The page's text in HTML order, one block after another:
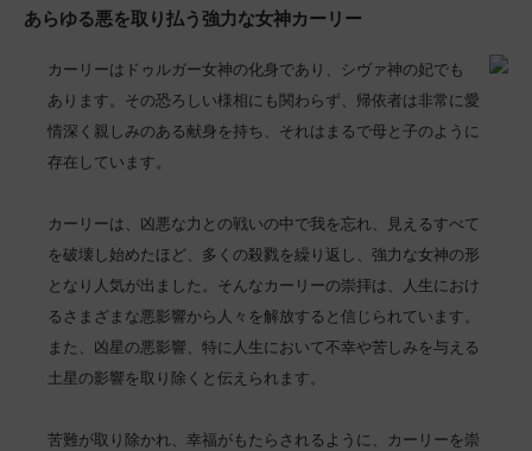
あらゆる悪を取り払う強力な女神カーリー
カーリーはドゥルガー女神の化身であり、シヴァ神の妃でも
あります。その恐ろしい様相にも関わらず、帰依者は非常に愛
情深く親しみのある献身を持ち、それはまるで母と子のように
存在しています。
カーリーは、凶悪な力との戦いの中で我を忘れ、見えるすべて
を破壊し始めたほど、多くの殺戮を繰り返し、強力な女神の形
となり人気が出ました。そんなカーリーの崇拝は、人生におけ
るさまざまな悪影響から人々を解放すると信じられています。
また、凶星の悪影響、特に人生において不幸や苦しみを与える
土星の影響を取り除くと伝えられます。
苦難が取り除かれ、幸福がもたらされるように、カーリーを崇